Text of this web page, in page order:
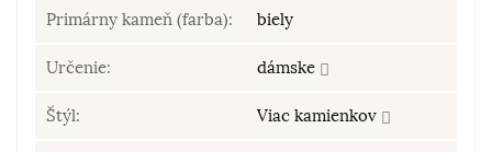
Primárny kameň (farba): biely
Určenie: dámske
Štýl: Viac kamienkov